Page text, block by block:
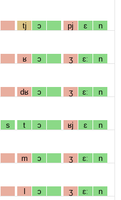
tj ɔ pj ɛ n
ʁ ɔ ʒ ɛː n
dʁ ɔ ʒ ɛː n
s t ɔ ʁj ɛ n
m ɔ ʒ ɛː n
l ɔ ʒ ɛː n